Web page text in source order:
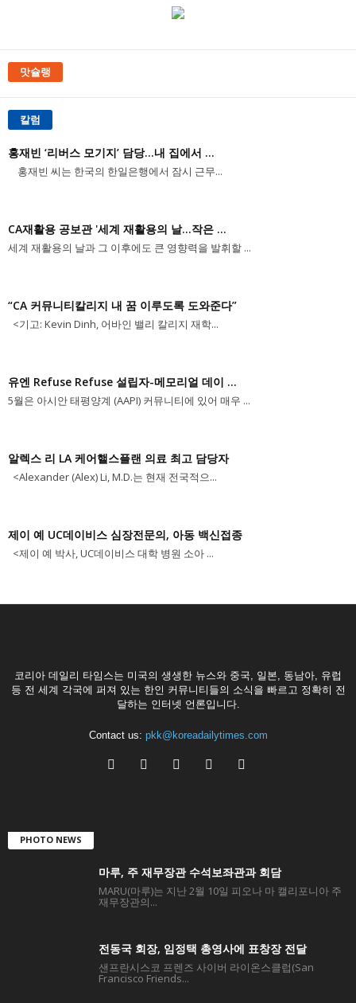
맛슐랭
칼럼
홍재빈 ‘리버스 모기지’ 담당...내 집에서 ...
홍재빈 씨는 한국의 한일은행에서 잠시 근무...
CA재활용 공보관 '세계 재활용의 날...작은 ...
세계 재활용의 날과 그 이후에도 큰 영향력을 발휘할 ...
“CA 커뮤니티칼리지 내 꿈 이루도록 도와준다”
<기고: Kevin Dinh, 어바인 밸리 칼리지 재학...
유엔 Refuse Refuse 설립자-메모리얼 데이 ...
5월은 아시안 태평양계 (AAPI) 커뮤니티에 있어 매우 ...
알렉스 리 LA 케어핼스플랜 의료 최고 담당자
<Alexander (Alex) Li, M.D.는 현재 전국적으...
제이 예 UC데이비스 심장전문의, 아동 백신접종
<제이 예 박사, UC데이비스 대학 병원 소아 ...
코리아 데일리 타임스는 미국의 생생한 뉴스와 중국, 일본, 동남아, 유럽
등 전 세계 각국에 퍼져 있는 한인 커뮤니티들의 소식을 빠르고 정확히 전
달하는 인터넷 언론입니다.
Contact us: pkk@koreadailytimes.com
PHOTO NEWS
마루, 주 재무장관 수석보좌관과 회담
MARU(마루)는 지난 2월 10일 피오나 마 캘리포니아 주
재무장관의...
전동국 회장, 임정택 총영사에 표창장 전달
샌프란시스코 프렌즈 사이버 라이온스클럽(San
Francisco Friends...